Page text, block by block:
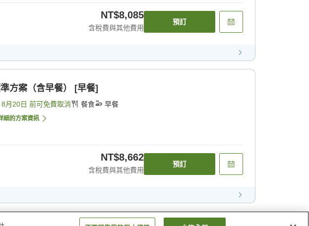
NT$8,085
含稅費與其他費用
預訂
方案（含早餐） [早餐]
8月20日 前可免費取消 餐食 早餐
細的方案資訊
NT$8,662
含稅費與其他費用
預訂